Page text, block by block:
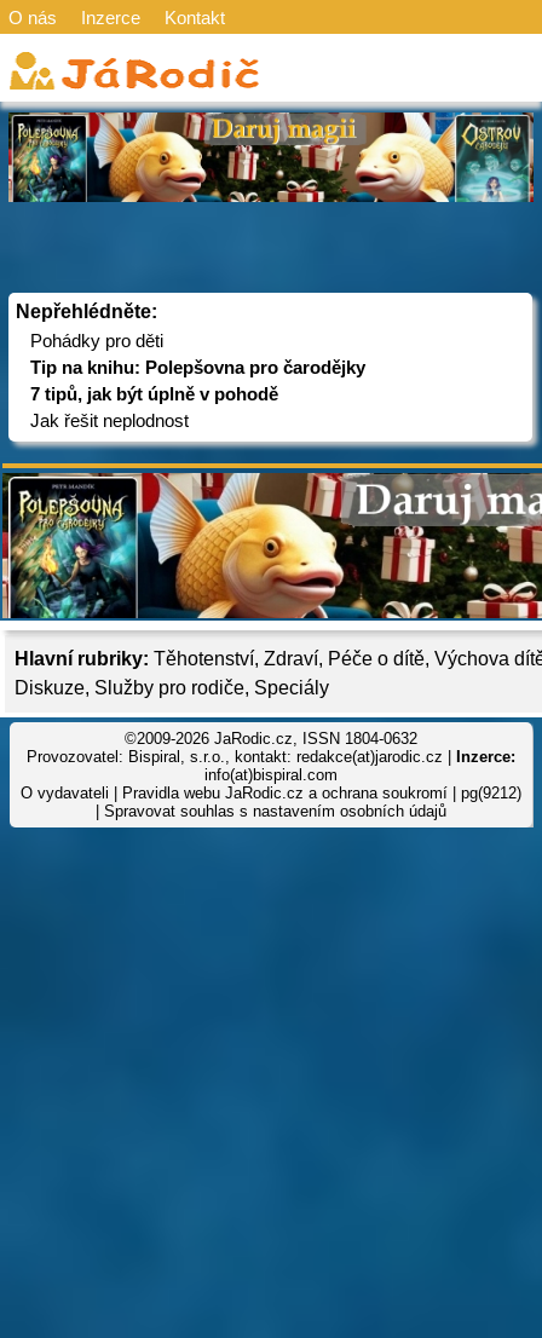
O nás Inzerce Kontakt
Nepřehlédněte:
Pohádky pro děti
Tip na knihu: Polepšovna pro čarodějky
7 tipů, jak být úplně v pohodě
Jak řešit neplodnost
Hlavní rubriky: Těhotenství, Zdraví, Péče o dítě, Výchova
Diskuze, Služby pro rodiče, Speciály
©2009-2026 JaRodic.cz, ISSN 1804-0632
Provozovatel: Bispiral, s.r.o., kontakt: redakce(at)jarodic.cz |
Inzerce:
info(at)bispiral.com
O vydavateli
Pravidla webu JaRodic.cz a ochrana soukromí | pg(9212)
Spravovat souhlas s nastavením osobních údajů